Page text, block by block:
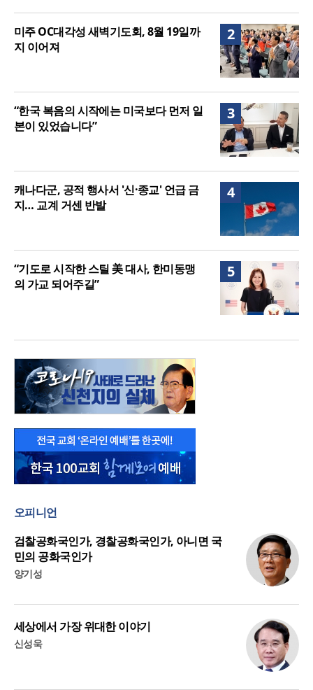
2
미주 OC대각성 새벽기도회, 8월 19일까
지 이어져
3
“한국 복음의 시작에는 미국보다 먼저 일
본이 있었습니다”
4
캐나다군, 공적 행사서 '신·종교' 언급 금
지… 교계 거센 반발
5
“기도로 시작한 스틸 美 대사, 한미동맹
의 가교 되어주길”
오피니언
검찰공화국인가, 경찰공화국인가, 아니면 국
민의 공화국인가
양기성
세상에서 가장 위대한 이야기
신성욱